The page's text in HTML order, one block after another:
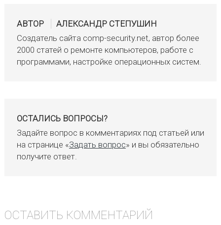
АВТОР
АЛЕКСАНДР СТЕПУШИН
Создатель сайта comp-security.net, автор более
2000 статей о ремонте компьютеров, работе с
программами, настройке операционных систем.
ОСТАЛИСЬ ВОПРОСЫ?
Задайте вопрос в комментариях под статьей или
на странице «Задать вопрос» и вы обязательно
получите ответ.
ОСТАВИТЬ КОММЕНТАРИЙ